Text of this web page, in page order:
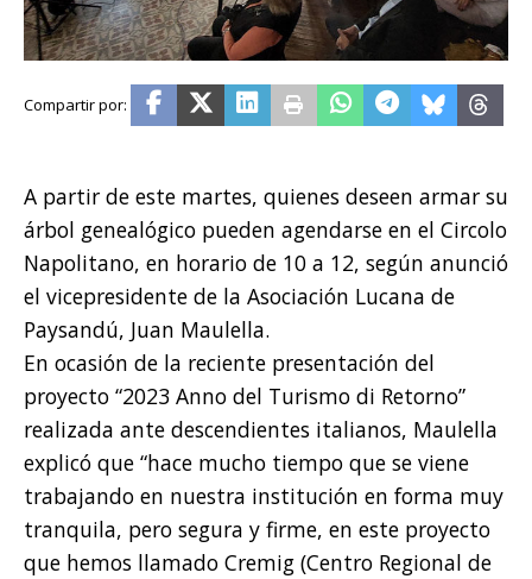
A partir de este martes, quienes deseen armar su
árbol genealógico pueden agendarse en el Circolo
Napolitano, en horario de 10 a 12, según anunció
el vicepresidente de la Asociación Lucana de
Paysandú, Juan Maulella.
En ocasión de la reciente presentación del
proyecto “2023 Anno del Turismo di Retorno”
realizada ante descendientes italianos, Maulella
explicó que “hace mucho tiempo que se viene
trabajando en nuestra institución en forma muy
tranquila, pero segura y firme, en este proyecto
que hemos llamado Cremig (Centro Regional de